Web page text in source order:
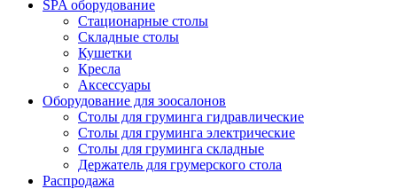
SPA оборудование
Стационарные столы
Складные столы
Кушетки
Кресла
Аксессуары
Оборудование для зоосалонов
Столы для груминга гидравлические
Столы для груминга электрические
Столы для груминга складные
Держатель для грумерского стола
Распродажа